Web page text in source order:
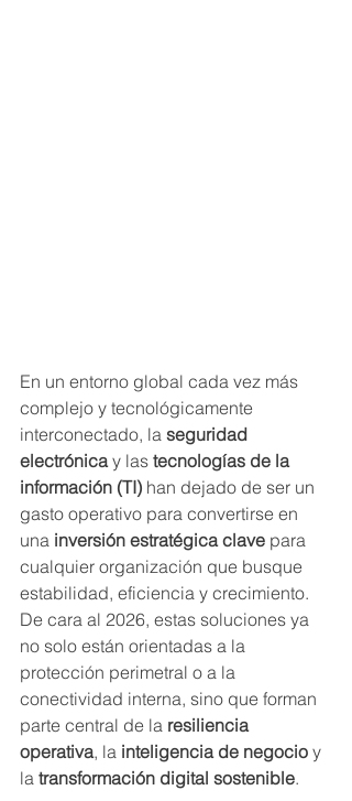
En un entorno global cada vez más
complejo y tecnológicamente
interconectado, la seguridad
electrónica y las tecnologías de la
información (TI) han dejado de ser un
gasto operativo para convertirse en
una inversión estratégica clave para
cualquier organización que busque
estabilidad, eficiencia y crecimiento.
De cara al 2026, estas soluciones ya
no solo están orientadas a la
protección perimetral o a la
conectividad interna, sino que forman
parte central de la resiliencia
operativa, la inteligencia de negocio y
la transformación digital sostenible.